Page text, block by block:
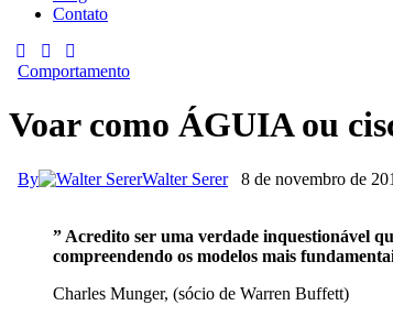
Contato
Comportamento
Voar como ÁGUIA ou
By Walter Serer 8 de novembro de
” Acredito ser uma verdade inquestionável
compreendendo os modelos mais
Charles Munger, (sócio de Warren Buffett)